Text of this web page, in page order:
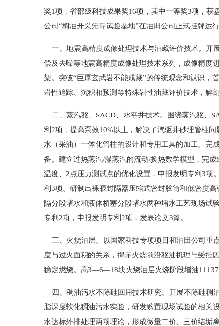
奖1项，省部级科技成果奖16项，其中一等奖3项，
公司“稠油开采先导试验基地”在油田公司正式挂牌运
一、地震高精度成像处理技术与油藏评价技术。开
偿及去噪等地震高精度成像处理技术系列，成像精度
架。突破“巨厚玄武岩不能成藏”的传统观念和认识，
岩性追踪、沉积相预测等特殊岩性油藏评价技术，解
二、蒸汽驱、SAGD、水平井技术。围绕蒸汽驱、
利2项，提高泵效10%以上，解决了汽驱井砂埋管柱
水（采油）一体化管柱的设计和专用工具的加工。完
备。建立过热蒸汽/湿蒸汽的流动/换热数学模型，完
温度、2点压力测试点的优化设置，申报发明专利3项
利3项。研制出裸眼封隔器压缩式密封胶筒和低密度
隔分段堵水和液体桥塞分段堵水两种堵水工艺现场试
专利2项，申报发明专利2项，发表论文3篇。
三、火烧油层。以国家科技专项项目和油田公司重
度与过火面积的关系，揭示火烧前沿驱油机理与受控
稳定燃烧。高3—6—18块火烧油层火烧阶段增油
四、稠油污水不除硅回用技术研究。开展不除硅稠
脂深度软化稠油污水实验，研发购置现场试验的相关
水达标外排处理两项理论，形成微量二价、三价结垢